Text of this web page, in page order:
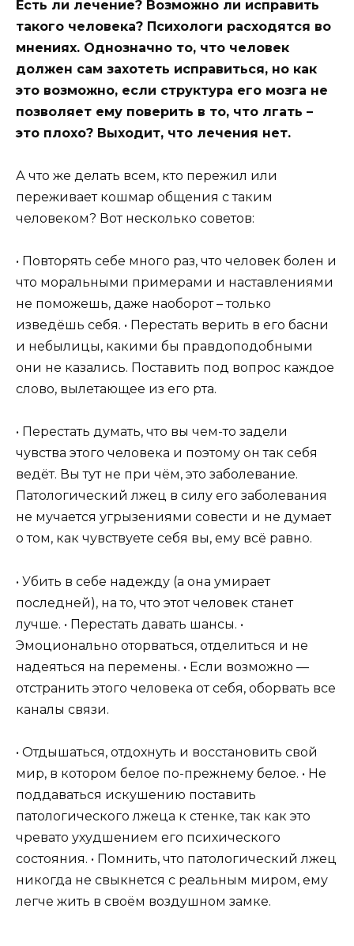
Есть ли лечение? Возможно ли исправить
такого человека? Психологи расходятся во
мнениях. Однозначно то, что человек
должен сам захотеть исправиться, но как
это возможно, если структура его мозга не
позволяет ему поверить в то, что лгать –
это плохо? Выходит, что лечения нет.
А что же делать всем, кто пережил или
переживает кошмар общения с таким
человеком? Вот несколько советов:
• Повторять себе много раз, что человек болен и
что моральными примерами и наставлениями
не поможешь, даже наоборот – только
изведёшь себя. • Перестать верить в его басни
и небылицы, какими бы правдоподобными
они не казались. Поставить под вопрос каждое
слово, вылетающее из его рта.
• Перестать думать, что вы чем-то задели
чувства этого человека и поэтому он так себя
ведёт. Вы тут не при чём, это заболевание.
Патологический лжец в силу его заболевания
не мучается угрызениями совести и не думает
о том, как чувствуете себя вы, ему всё равно.
• Убить в себе надежду (а она умирает
последней), на то, что этот человек станет
лучше. • Перестать давать шансы. •
Эмоционально оторваться, отделиться и не
надеяться на перемены. • Если возможно —
отстранить этого человека от себя, оборвать все
каналы связи.
• Отдышаться, отдохнуть и восстановить свой
мир, в котором белое по-прежнему белое. • Не
поддаваться искушению поставить
патологического лжеца к стенке, так как это
чревато ухудшением его психического
состояния. • Помнить, что патологический лжец
никогда не свыкнется с реальным миром, ему
легче жить в своём воздушном замке.